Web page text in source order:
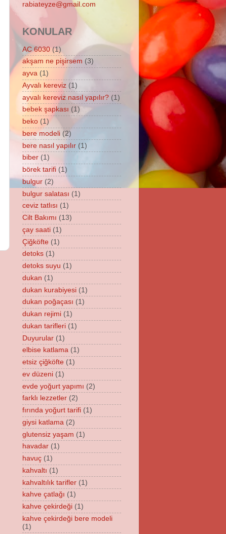
rabiateyze@gmail.com
KONULAR
AC 6030 (1)
akşam ne pişirsem (3)
ayva (1)
Ayvalı kereviz (1)
ayvalı kereviz nasıl yapılır? (1)
bebek şapkası (1)
beko (1)
bere modeli (2)
bere nasıl yapılır (1)
biber (1)
börek tarifi (1)
bulgur (2)
bulgur salatası (1)
ceviz tatlısı (1)
Cilt Bakımı (13)
çay saati (1)
Çiğköfte (1)
detoks (1)
detoks suyu (1)
dukan (1)
dukan kurabiyesi (1)
dukan poğaçası (1)
dukan rejimi (1)
dukan tarifleri (1)
Duyurular (1)
elbise katlama (1)
etsiz çiğköfte (1)
ev düzeni (1)
evde yoğurt yapımı (2)
farklı lezzetler (2)
fırında yoğurt tarifi (1)
giysi katlama (2)
glutensiz yaşam (1)
havadar (1)
havuç (1)
kahvaltı (1)
kahvaltılık tarifler (1)
kahve çatlağı (1)
kahve çekirdeği (1)
kahve çekirdeği bere modeli
(1)